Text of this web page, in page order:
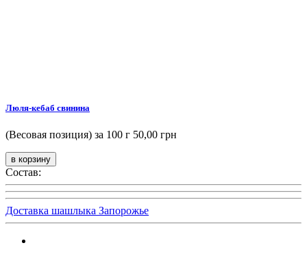
Люля-кебаб свинина
(Весовая позиция) за 100 г 50,00 грн
Состав:
Доставка шашлыка Запорожье